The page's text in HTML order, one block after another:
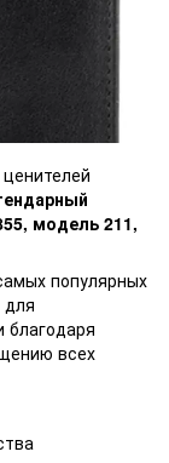
модель 211,
популярных
для
благодаря
всех